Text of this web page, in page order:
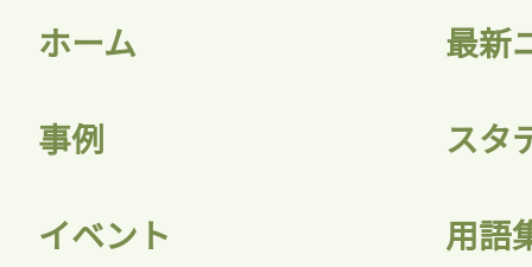
ホーム 最新
事例 スタ
イベント 用語